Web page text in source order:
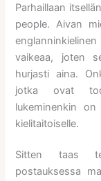
Parhaillaan
people. Aivan
vaikeaa, joten
hurjasti aina.
jotka ovat
lukeminenkin
kielitaitoiselle.
Sitten taas
postauksessa